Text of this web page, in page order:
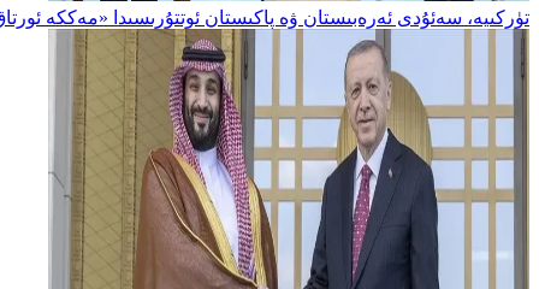
تۈركىيە، سەئۇدى ئەرەبىستان ۋە پاكىستان ئوتتۇرىسىدا «مەككە